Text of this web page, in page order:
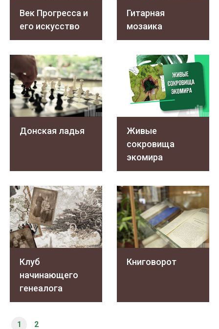
Век Прогресса и
его искусство
Гитарная
мозаика
Донская ладья
Живые
сокровища
экомира
Клуб
начинающего
генеалога
Книговорот
1 2